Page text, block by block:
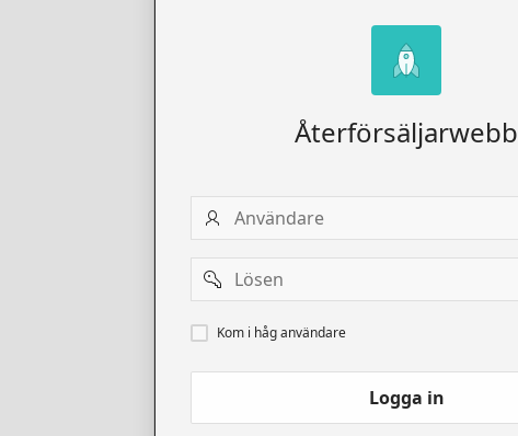
Återförsäljarwebb
Användare
Password
Kom
i
Kom i håg användare
Logga in